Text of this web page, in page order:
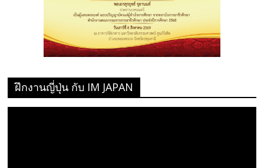
ฝึกงานญี่ปุ่น กับ IM JAPAN